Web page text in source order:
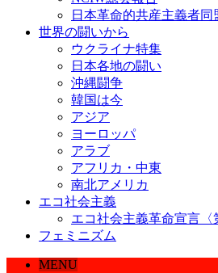
日本革命的共産主義者同
世界の闘いから
ウクライナ特集
日本各地の闘い
沖縄闘争
韓国は今
アジア
ヨーロッパ
アラブ
アフリカ・中東
南北アメリカ
エコ社会主義
エコ社会主義革命宣言〈
フェミニズム
MENU